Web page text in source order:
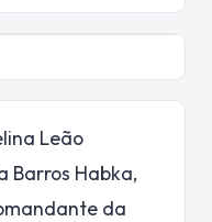
Leão
Barros Habka,
da